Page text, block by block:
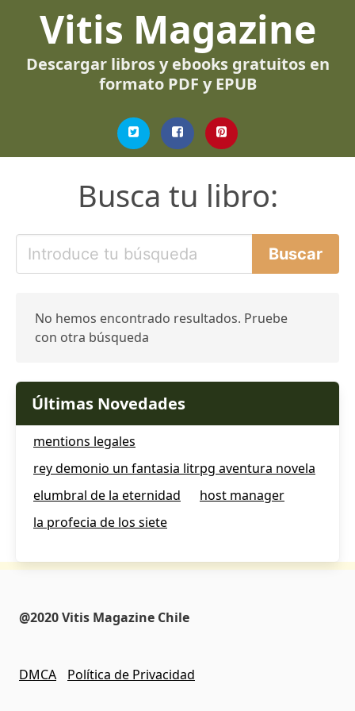
Vitis Magazine
Descargar libros y ebooks gratuitos en
formato PDF y EPUB
Busca tu libro:
No hemos encontrado resultados. Pruebe
con otra búsqueda
Últimas Novedades
mentions legales
rey demonio un fantasia litrpg aventura novela
elumbral de la eternidad
host manager
la profecia de los siete
@2020 Vitis Magazine Chile
DMCA Política de Privacidad